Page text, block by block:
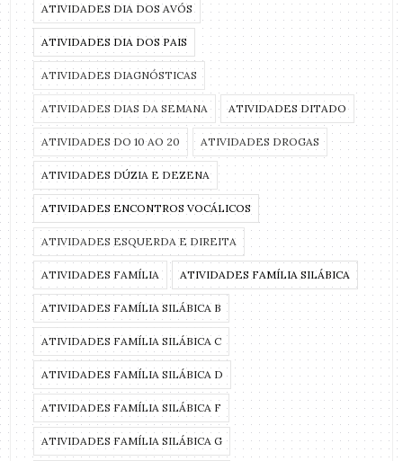
ATIVIDADES DIA DOS AVÓS
ATIVIDADES DIA DOS PAIS
ATIVIDADES DIAGNÓSTICAS
ATIVIDADES DIAS DA SEMANA ATIVIDADES DITADO
ATIVIDADES DO 10 AO 20 ATIVIDADES DROGAS
ATIVIDADES DÚZIA E DEZENA
ATIVIDADES ENCONTROS VOCÁLICOS
ATIVIDADES ESQUERDA E DIREITA
ATIVIDADES FAMÍLIA ATIVIDADES FAMÍLIA SILÁBICA
ATIVIDADES FAMÍLIA SILÁBICA B
ATIVIDADES FAMÍLIA SILÁBICA C
ATIVIDADES FAMÍLIA SILÁBICA D
ATIVIDADES FAMÍLIA SILÁBICA F
ATIVIDADES FAMÍLIA SILÁBICA G